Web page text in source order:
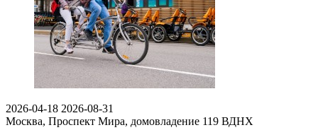
2026-04-18 2026-08-31
Москва, Проспект Мира, домовладение 119 ВДНХ